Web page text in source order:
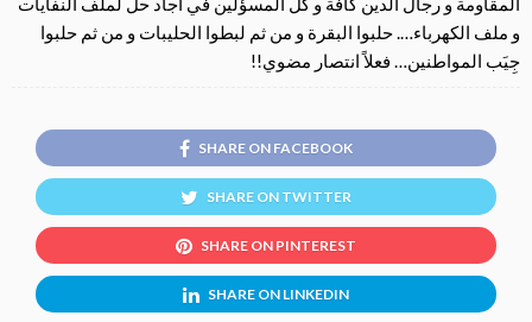
و ملف الكهرباء…. حلبوا البقرة و من ثم لبطوا الحليبات و من ثم حلبوا
جِيَب المواطنين… فعلاً انتصار مضوي!!
SHARE ON FACEBOOK
SHARE ON TWITTER
SHARE ON PINTEREST
SHARE ON LINKEDIN